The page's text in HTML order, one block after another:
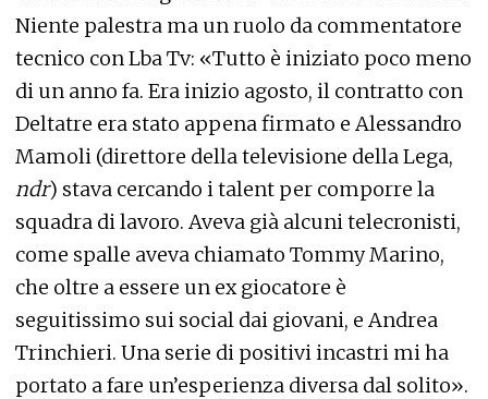
Niente palestra ma un ruolo da commentatore
tecnico con Lba Tv: «Tutto è iniziato poco meno
di un anno fa. Era inizio agosto, il contratto con
Deltatre era stato appena firmato e Alessandro
Mamoli (direttore della televisione della Lega,
ndr) stava cercando i talent per comporre la
squadra di lavoro. Aveva già alcuni telecronisti,
come spalle aveva chiamato Tommy Marino,
che oltre a essere un ex giocatore è
seguitissimo sui social dai giovani, e Andrea
Trinchieri. Una serie di positivi incastri mi ha
portato a fare un’esperienza diversa dal solito».